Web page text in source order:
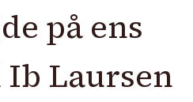
på ens
Laursen